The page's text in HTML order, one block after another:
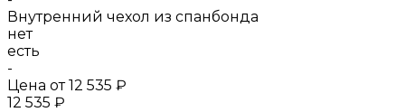
Внутренний чехол из спанбонда
нет
есть
-
Цена от 12 535 ₽
12 535 ₽